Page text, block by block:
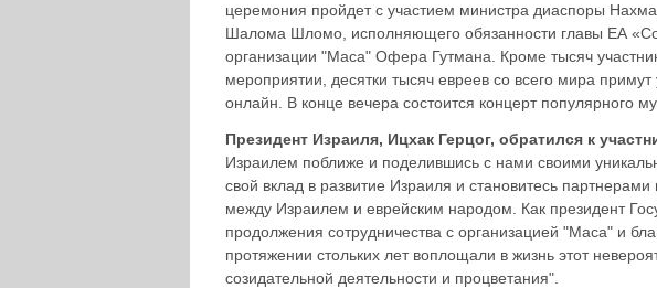
церемония пройдет с участием министра диаспоры
Шалома Шломо, исполняющего обязанности главы ЕА
организации "Маса" Офера Гутмана. Кроме тысяч
мероприятии, десятки тысяч евреев со всего мира
онлайн. В конце вечера состоится концерт популярного
Президент Израиля, Ицхак Герцог, обратился к
Израилем поближе и поделившись с нами своими
свой вклад в развитие Израиля и становитесь
между Израилем и еврейским народом. Как президент
продолжения сотрудничества с организацией "Маса" и
протяжении стольких лет воплощали в жизнь этот
созидательной деятельности и процветания".